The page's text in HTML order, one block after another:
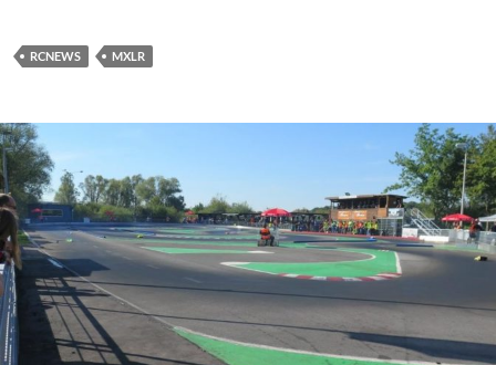
RCNEWS MXLR